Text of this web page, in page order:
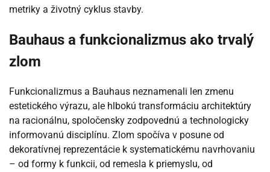
metriky a životný cyklus stavby.
Bauhaus a funkcionalizmus ako trvalý
zlom
Funkcionalizmus a Bauhaus neznamenali len zmenu
estetického výrazu, ale hlbokú transformáciu architektúry
na racionálnu, spoločensky zodpovednú a technologicky
informovanú disciplínu. Zlom spočíva v posune od
dekoratívnej reprezentácie k systematickému navrhovaniu
– od formy k funkcii, od remesla k priemyslu, od